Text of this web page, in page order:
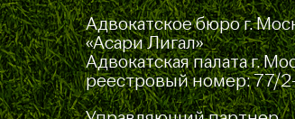
Адвокатское бюро г.
«Асари Лигал»
Адвокатская палата г.
реестровый номер: 77/